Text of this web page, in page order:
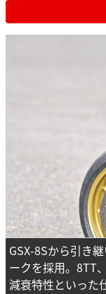
GSX-8Sから引き
ークを採用。8TT
減衰特性といった